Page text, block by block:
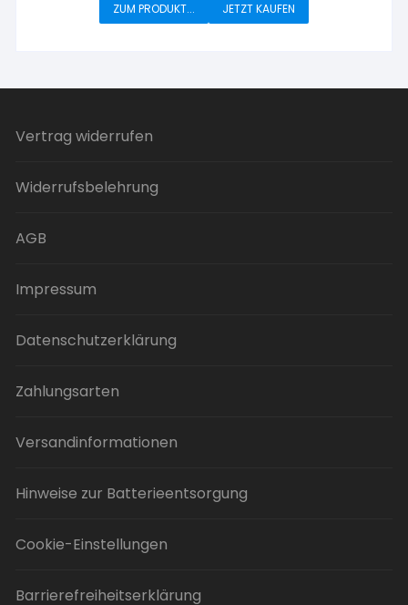
ZUM PRODUKT... JETZT KAUFEN
Vertrag widerrufen
Widerrufsbelehrung
AGB
Impressum
Datenschutzerklärung
Zahlungsarten
Versandinformationen
Hinweise zur Batterieentsorgung
Cookie-Einstellungen
Barrierefreiheitserklärung